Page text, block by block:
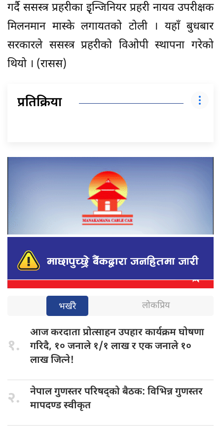
गर्दै ससस्त्र प्रहरीका इृन्जिनियर प्रहरी नायव उपरीक्षक
मिलनमान मास्के लगायतको टोली । यहाँ बुधबार
सरकारले ससस्त्र प्रहरीको विओपी स्थापना गरेको
थियो । (रासस)
प्रतिक्रिया
भर्खरै लोकप्रिय
१.
आज करदाताप्रोत्साहन उपहार कार्यक्रम घोषणा
गरिदै, १० जनाले १/१ लाख र एक जनाले १०
लाख जित्ने!
२. नेपाल गुणस्तरपरिषद्को बैठक: विभिन्न गुणस्तर
मापदण्ड स्वीकृत